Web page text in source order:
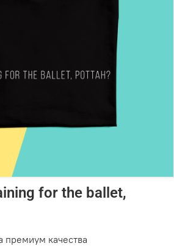
for the ballet,
премиум качества